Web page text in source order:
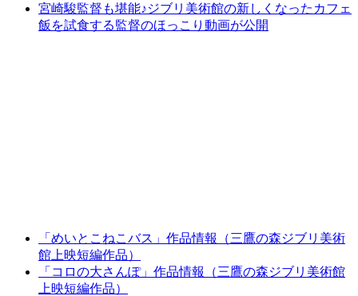
宮崎駿監督も堪能♪ジブリ美術館の新しくなったカフェ
飯を試食する監督のほっこり動画が公開
「めいとこねこバス」作品情報（三鷹の森ジブリ美術
館上映短編作品）
「コロの大さんぽ」作品情報（三鷹の森ジブリ美術館
上映短編作品）